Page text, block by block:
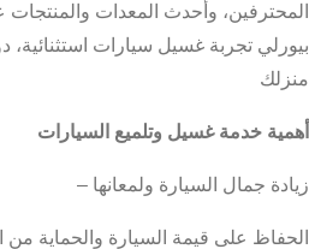
المحترفين، وأحدث المعدات والمنتجات
بيورلي تجربة غسيل سيارات
منزلك
أهمية خدمة غسيل وتلميع السيارات
زيادة جمال السيارة ولمعانها –
الحفاظ على قيمة السيارة والحماية من